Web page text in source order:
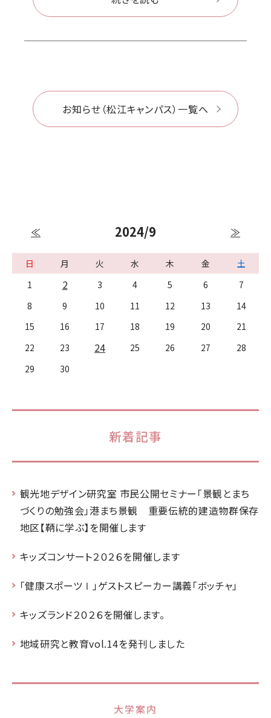
お知らせ（松江キャンパス）一覧へ
≪ 2024/9 ≫
日 月 火 水 木 金
土
1
2 3 4 5 6
7
8
9 10 11 12 13
14
15
16 17 18 19 20
21
22
23 24 25 26 27
28
29
30
新着記事
観光地デザイン研究室 市民公開セミナー「景観とまち
づくりの勉強会」港まち景観 重要伝統的建造物群保存
地区【鞆に学ぶ】を開催します
キッズコンサート２０２６を開催します
「健康スポーツⅠ」ゲストスピーカー講義「ボッチャ」
キッズランド２０２６を開催します。
地域研究と教育vol.14を発刊しました
大学案内